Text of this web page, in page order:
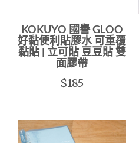
KOKUYO 國譽 GLOO
好黏便利貼膠水 可重覆
黏貼 | 立可貼 豆豆貼 雙
面膠帶
$185